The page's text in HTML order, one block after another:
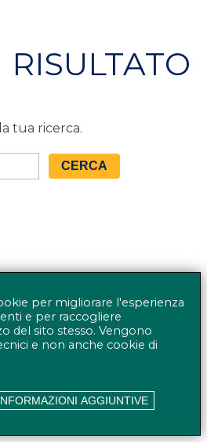
per migliorare l'esperienza
e per raccogliere
del sito stesso. Vengono
e non anche cookie di
AGGIUNTIVE
RISULTATO
tua ricerca.
BANCARIO - Rappresentante
Partita IVA 10537050964 |